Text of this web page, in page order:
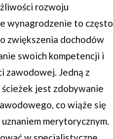
rozwoju
wynagrodzenie to często
zwiększenia dochodów
swoich kompetencji i
zawodowej. Jedną z
jest zdobywanie
co wiąże się
merytorycznym.